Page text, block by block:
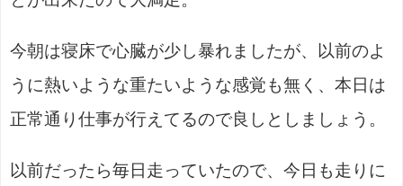
今朝は寝床で心臓が少し暴れましたが、以前のよ
うに熱いような重たいような感覚も無く、本日は
正常通り仕事が行えてるので良しとしましょう。
以前だったら毎日走っていたので、今日も走りに